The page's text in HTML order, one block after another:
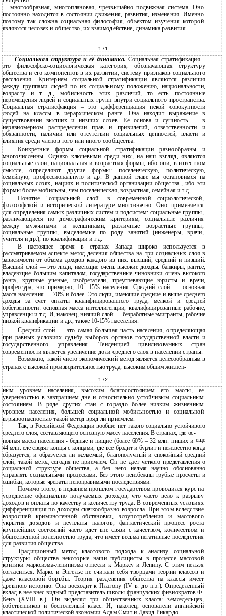
— многообразная, многоплановая, чрезвычайно подвижная система. Оно
постоянно находится в состоянии движения, развития, изменения. Именно
поэтому так сложна социальная философия, объектом изучения которой
являются человек и общество, их взаимодействие, динамика развития.
171
Социальная структура и её динамика. Социальная стратификация –
этофилософско-социологическая категория, обозначающая структуру
общества и его компонентов в их развитии, систему признаков социального
расслоения. Критерием социальной стратификации являются различия
между группами людей по их социальному положению, национальности,
возрасту и т. д., мобильность этих различий, то есть постоянные
перемещения людей и социальных групп внутри социального пространства.
Социальная стратисфакция – это дифференциация некой совокупности
людей на классы в иерархическом ранге. Она находит выражение в
существовании высших и низших слоев. Ее основа и сущность — в
неравномерном распределении прав и привилегий, ответственности и
обязанности, наличии или отсутствии социальных ценностей, власти и
влияния среди членов того или иного сообщества.
Конкретные формы социальной стратификации разнообразны и
многочисленны. Однако ключевыми среди них, на наш взгляд, являются
социальные слои, национальная и возрастная формы, ибо они, в известном
смысле, определяют другие формы: поселенческую, политическую,
семейную, профессиональную и др. В данной главе мы остановимся на
социальных слоях, нациях и политической организации общества., ибо эти
формы более мобильны, чем поселенческая, возрастная, семейная и т.д.
Понятие "социальный слой" в современной социологической,
философской и исторической литературе многозначно. Оно применяется
для определения самых различных систем и подсистем: социальные группы,
различающиеся по демографическим критериям, социальные различия
между мужчинами и женщинами, различные возрастные группы,
социальные группы, выделяемые по роду занятий (инженеры, врачи,
учителя и др.), по квалификации и т.д.
В настоящее время в странах Запада широко используется в
рассматриваемом аспекте метод деления общества на три социальных слоя в
зависимости от объема доходов каждого из них: высший, средний и низший.
Высший слой — это люди, имеющие очень высокие доходы: банкиры, рантье,
владеющие большим капиталом, государственные чиновники очень высокого
ранга, крупные ученые, изобретатели, преуспевающие юристы и врачи,
профессура, это примерно, 10—15% населения. Средний слой — основная
масса населения — 70% и более. Это люди, имеющие средние и выше среднего
доходы за счет оплаты квалифицированного труда, мелкой и средней
собственности: основная масса интеллигенции, квалифицированные рабочие,
управленцы и т.д. И, наконец, низший слой — безработные эмигранты, рабочие
низкой квалификации и др., также 10-15% населения.
Средний слой — это самая большая часть населения, определяющая
при равных условиях судьбу выборов органов государственной власти и
государственного управления. Тенденцией цивилизованных стран
современности является увеличение доли среднего слоя в населении страны.
Возможно, такой чисто экономический метод является целесообразным в
странах с высокой производительностью труда, высоким общим жизнен-
172
ным уровнем населения, высоким благосостоянием его массы, ее
уверенностью в завтрашнем дне и относительно устойчивым социальным
состоянием. В ряде других стан с гораздо более низким жизненным
уровнем населения, большей социальной мобильностью и социальной
взрывоопасностью такой метод вряд ли приемлем.
Так, в Российской Федерации вообще нет такого социально устойчивого
среднего слоя, составляющего основную массу населения. В странах, где ос-
новная масса населения - бедные и нищие (более 60% – 32 млн. нищих и еще
44 млн. еле сводят концы с концами, где все бродит и бурлит и неизвестно когда
образуется, и образуется ли желаемый, благополучный и спокойный средний
слой, такой метод сегодня не приемлем. Он не дает четкого представления о
социальной структуре общества, а без него нельзя научно обоснованно
управлять социальными процессами. Без этого неизбежны грубые просчеты и
ошибки, которые чреваты непоправимыми последствиями.
Помимо этого, в недавнем прошлом государством проводился курс на
усреднение официально получаемых доходов, что часто вело к разрыву
доходов и оплаты по качеству и количеству труда. В современных условиях
дифференциация по доходам скачкообразно возросла. При этом вследствие
возросшей криминогенной обстановки, злоупотребления и массового
укрытия доходов и неуплаты налогов, фантастический процесс роста
крупнейших состояний часто идет вне связи с качеством, количеством и
общественной полезностью труда, что имеет весьма негативные последствия
для развития общества.
Традиционный метод классового подхода к анализу социальной
структуры общества некоторые наши публицисты в процессе массовой
критики марксизма-ленинизма отнесли к Марксу и Ленину. С этим нельзя
согласиться. Маркс и Энгельс не считали себя творцами теории классов и
даже классовой борьбы. Теория разделения общества на классы имеет
древнюю историю. Она восходит к Платону (IV в. до н.э.). Определенный
вклад в нее внес видный представитель школы французских физиократов Ф.
Кенэ (XVIII в.). Он выделял три общественных класса: земледельцев,
собственников и бесполезный класс. И, наконец, основатели английской
классической политической экономии Адам Смит и Давид Рикардо.